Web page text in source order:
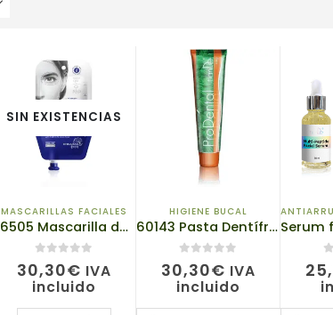
SIN EXISTENCIAS
MASCARILLAS FACIALES
56505 Mascarilla de Platino y Péptidos, tianDe, 60 ml, Peeling, Limpieza y Rejuvenecimiento
0 de 5
30,30€ IVA
incluido
HIGIENE BUCAL
60143 Pasta Dentífrica «ProDental» TIANDE , 120g, Strengthens periodontal tissue
0 de 5
30,30€ IVA
incluido
0